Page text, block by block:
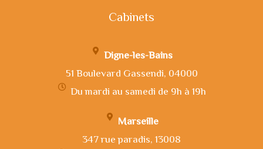
Cabinets
Digne-les-Bains
51 Boulevard Gassendi, 04000
Du mardi au samedi de 9h à 19h
Marseille
347 rue paradis, 13008